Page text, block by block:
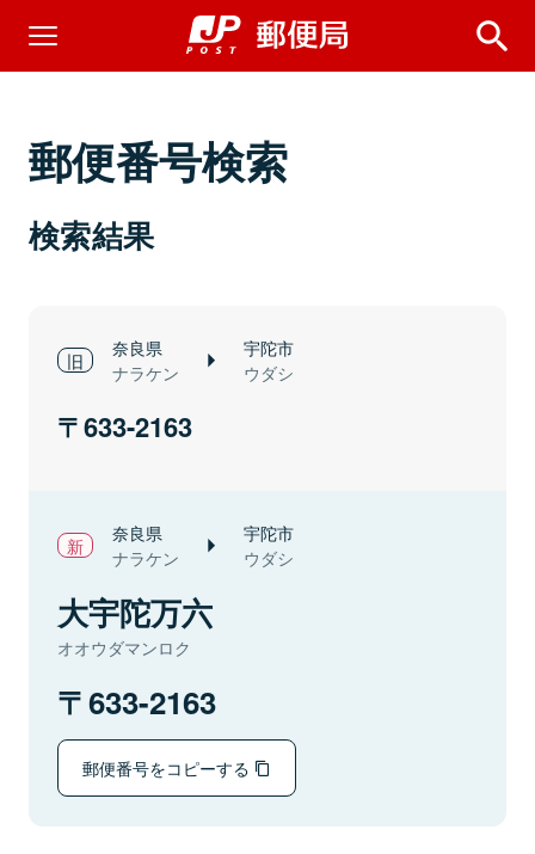
郵便番号検索
検索結果
奈良県
ナラケン
宇陀市
ウダシ
633-2163
奈良県
ナラケン
宇陀市
ウダシ
大宇陀万六
オオウダマンロク
633-2163
郵便番号をコピーする